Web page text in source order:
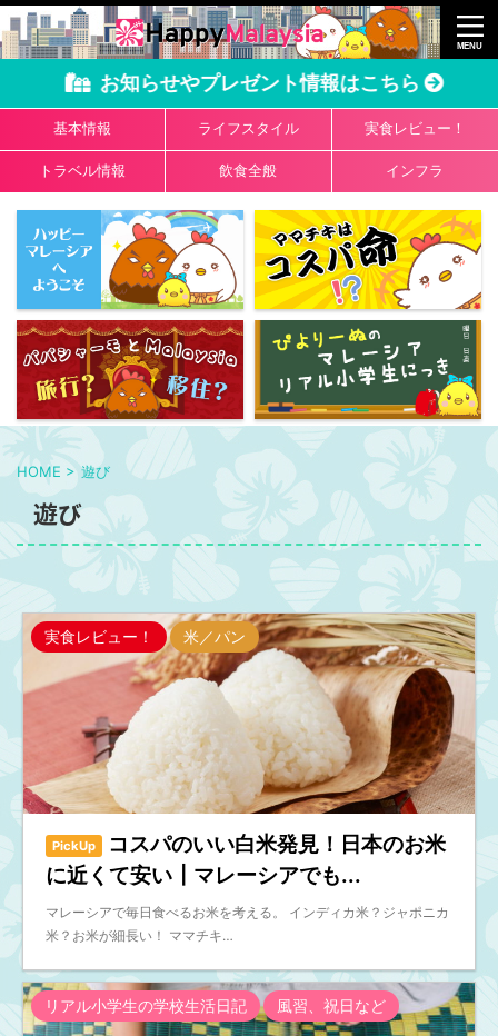
お知らせやプレゼント情報はこちら
基本情報 ライフスタイル 実食レビュー！
トラベル情報 飲食全般 インフラ
HOME > 遊び
遊び
実食レビュー！ 米／パン
PickUp
コスパのいい白米発見！日本のお米
に近くて安い┃マレーシアでも...
マレーシアで毎日食べるお米を考える。 インディカ米？ジャポニカ
米？お米が細長い！ ママチキ…
リアル小学生の学校生活日記 風習、祝日など